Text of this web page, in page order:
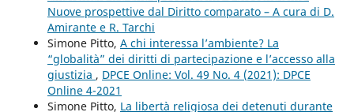
Nuove prospettive dal Diritto comparato – A cura di D.
Amirante e R. Tarchi
Simone Pitto, A chi interessa l’ambiente? La
“globalità” dei diritti di partecipazione e l’accesso alla
giustizia , DPCE Online: Vol. 49 No. 4 (2021): DPCE
Online 4-2021
Simone Pitto, La libertà religiosa dei detenuti durante